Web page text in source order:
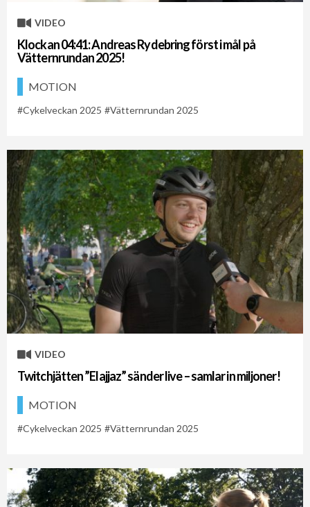
VIDEO
Klockan 04:41: Andreas Rydebring först i mål på
Vätternrundan 2025!
MOTION
Cykelveckan 2025 Vätternrundan 2025
VIDEO
Twitchjätten ”Elajjaz” sänder live – samlar in miljoner!
MOTION
Cykelveckan 2025 Vätternrundan 2025